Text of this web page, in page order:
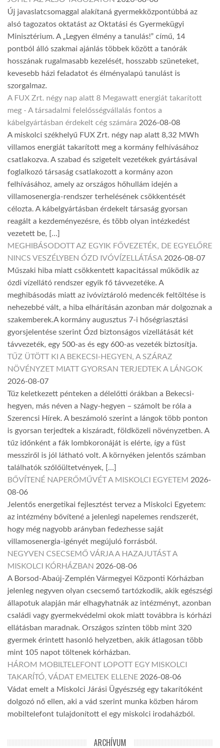
Új javaslatcsomaggal alakítaná gyermekközpontúbbá az
alsó tagozatos oktatást az Oktatási és Gyermekügyi
Minisztérium. A „Legyen élmény a tanulás!” című, 14
pontból álló szakmai ajánlás többek között a tanórák
hosszának rugalmasabb kezelését, hosszabb szüneteket,
kevesebb házi feladatot és élményalapú tanulást is
szorgalmaz.
A FUX Zrt. négy nap alatt 8 Megawatt energiát takarított
meg - A társadalmi felelősségvállalás fontos a
kábelgyártásban érdekelt cég számára 2026-08-08
A miskolci székhelyű FUX Zrt. négy nap alatt 8,32 MWh
villamos energiát takarított meg a kormány felhívásához
csatlakozva. A szabad és szigetelt vezetékek gyártásával
foglalkozó társaság csatlakozott a kormány azon
felhívásához, amely az országos hőhullám idején a
villamosenergia-rendszer terhelésének csökkentését
célozta. A kábelgyártásban érdekelt társaság gyorsan
reagált a kezdeményezésre, és több olyan intézkedést
vezetett be, […]
MEGHIBÁSODOTT AZ EGYIK FŐVEZETÉK, DE EGYELŐRE
NINCS VESZÉLYBEN ÓZD IVÓVÍZELLÁTÁSA 2026-08-07
Műszaki hiba miatt csökkentett kapacitással működik az
ózdi vízellátó rendszer egyik fő távvezetéke. A
meghibásodás miatt az ivóvíztároló medencék feltöltése is
nehezebbé vált, a hiba elhárításán azonban már dolgoznak a
szakemberek.A kormány augusztus 7-i hőségriasztási
gyorsjelentése szerint Ózd biztonságos vízellátását két
távvezeték, egy 500-as és egy 600-as vezeték biztosítja.
TŰZ ÜTÖTT KI A BEKECSI-HEGYEN, A SZÁRAZ
NÖVÉNYZET MIATT GYORSAN TERJEDTEK A LÁNGOK
2026-08-07
Tűz keletkezett pénteken a délelőtti órákban a Bekecsi-
hegyen, más néven a Nagy-hegyen – számolt be róla a
Szerencsi Hírek. A beszámoló szerint a lángok több ponton
is gyorsan terjedtek a kiszáradt, földközeli növényzetben. A
tűz időnként a fák lombkoronáját is elérte, így a füst
messziről is jól látható volt. A környéken jelentős számban
találhatók szőlőültetvények, […]
BŐVÍTENÉ NAPERŐMŰVÉT A MISKOLCI EGYETEM 2026-
08-06
Jelentős energetikai fejlesztést tervez a Miskolci Egyetem:
az intézmény bővítené a jelenlegi napelemes rendszerét,
hogy még nagyobb arányban fedezhesse saját
villamosenergia-igényét megújuló forrásból.
NEGYVEN CSECSEMŐ VÁRJA A HAZAJUTÁST A
MISKOLCI KÓRHÁZBAN 2026-08-06
A Borsod-Abaúj-Zemplén Vármegyei Központi Kórházban
jelenleg negyven olyan csecsemő tartózkodik, akik egészségi
állapotuk alapján már elhagyhatnák az intézményt, azonban
családi vagy gyermekvédelmi okok miatt továbbra is kórházi
ellátásban maradnak. Országos szinten több mint 320
gyermek érintett hasonló helyzetben, akik átlagosan több
mint 105 napot töltenek kórházban.
HÁROM MOBILTELEFONT LOPOTT EGY MISKOLCI
TAKARÍTÓ, VÁDAT EMELTEK ELLENE 2026-08-06
Vádat emelt a Miskolci Járási Ügyészség egy takarítóként
dolgozó nő ellen, aki a vád szerint munka közben három
mobiltelefont tulajdonított el egy miskolci irodaházból.
ARCHÍVUM